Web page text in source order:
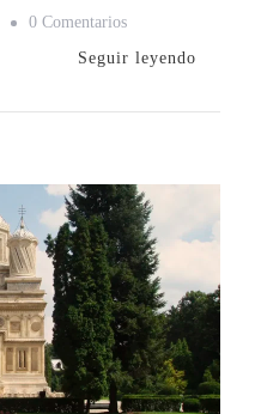
0 ComentariosEn
Explorando
Maramures
Seguir leyendo